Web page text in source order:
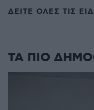
ΔΕΙΤΕ ΟΛΕΣ ΤΙΣ
ΤΑ ΠΙΟ